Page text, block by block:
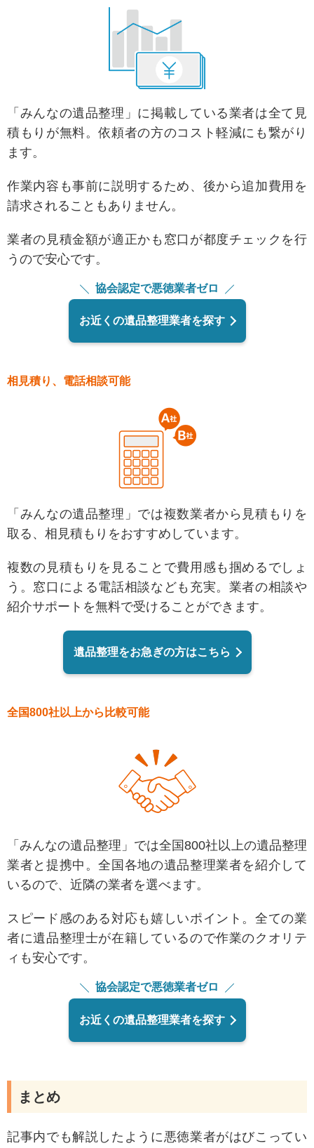
「みんなの遺品整理」に掲載している業者は全て見
積もりが無料。依頼者の方のコスト軽減にも繋がり
ます。
作業内容も事前に説明するため、後から追加費用を
請求されることもありません。
業者の見積金額が適正かも窓口が都度チェックを行
うので安心です。
協会認定で悪徳業者ゼロ
お近くの遺品整理業者を探す
相見積り、電話相談可能
「みんなの遺品整理」では複数業者から見積もりを
取る、相見積もりをおすすめしています。
複数の見積もりを見ることで費用感も掴めるでしょ
う。 窓口による電話相談なども充実。業者の相談や
紹介サポートを無料で受けることができます。
遺品整理をお急ぎの方はこちら
全国800社以上から比較可能
「みんなの遺品整理」では全国800社以上の遺品整理
業者と提携中。全国各地の遺品整理業者を紹介して
いるので、近隣の業者を選べます。
スピード感のある対応も嬉しいポイント。全ての業
者に遺品整理士が在籍しているので作業のクオリテ
ィも安心です。
協会認定で悪徳業者ゼロ
お近くの遺品整理業者を探す
まとめ
記事内でも解説したように悪徳業者がはびこってい